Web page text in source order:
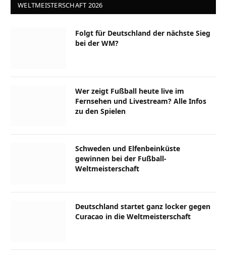
WELTMEISTERSCHAFT 2026
Folgt für Deutschland der nächste Sieg
bei der WM?
Wer zeigt Fußball heute live im
Fernsehen und Livestream? Alle Infos
zu den Spielen
Schweden und Elfenbeinküste
gewinnen bei der Fußball-
Weltmeisterschaft
Deutschland startet ganz locker gegen
Curacao in die Weltmeisterschaft